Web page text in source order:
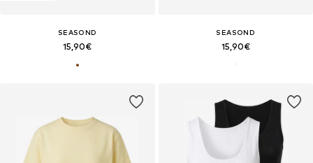
SEASOND
15,90€
SEASOND
15,90€